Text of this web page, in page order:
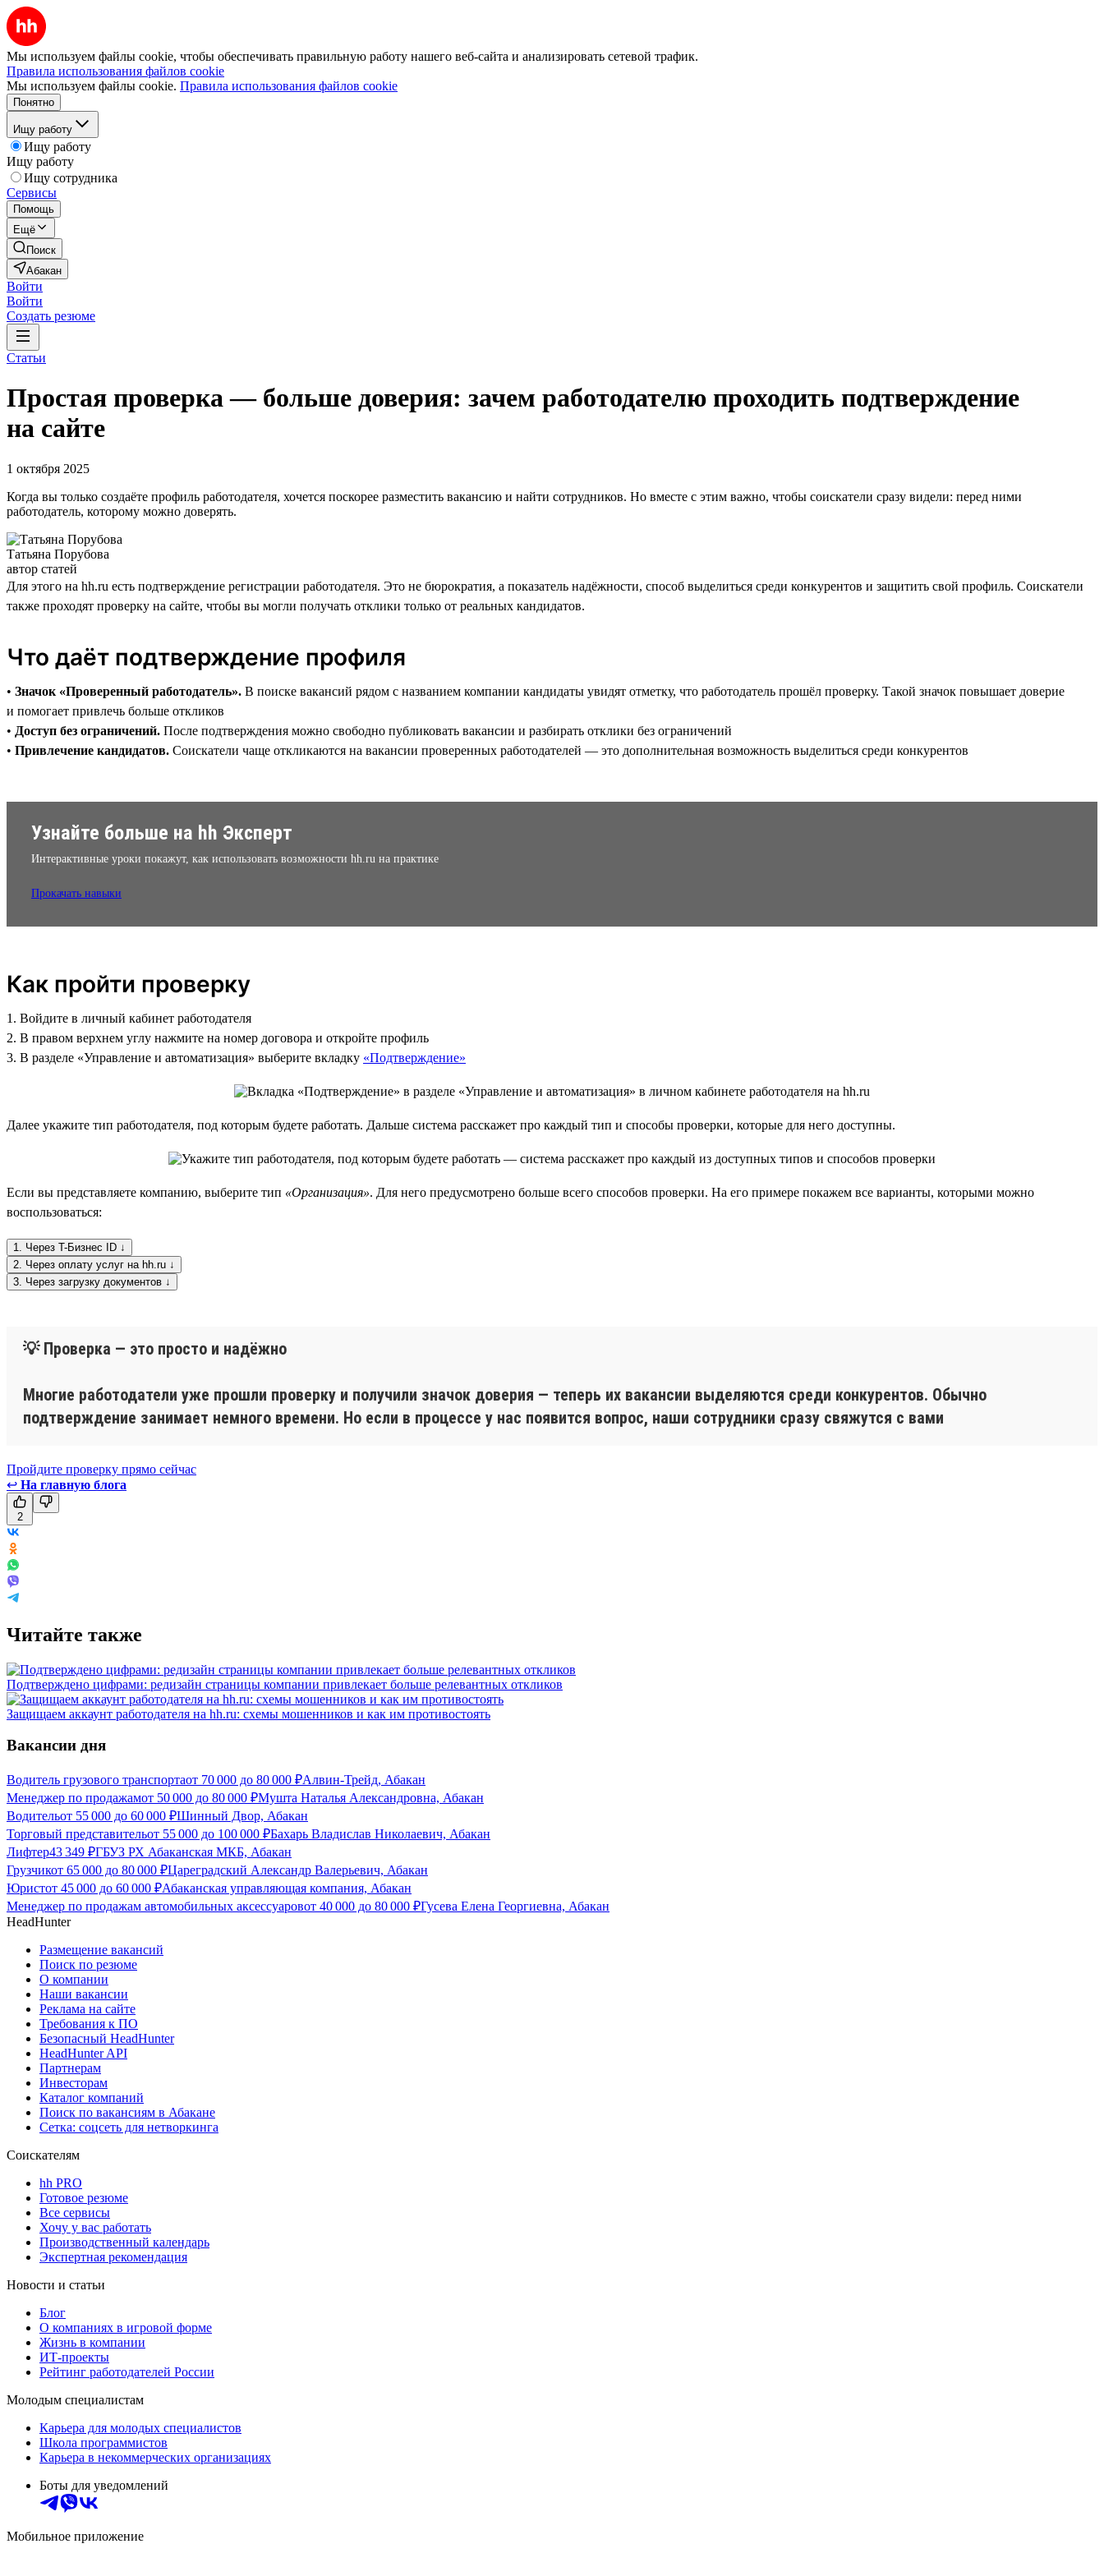
Мы используем файлы cookie, чтобы обеспечивать правильную работу нашего веб-сайта и анализировать сетевой трафик.
Правила использования файлов cookie
Мы используем файлы cookie. Правила использования файлов cookie
Понятно
Ищу работу
Ищу работу
Ищу работу
Ищу сотрудника
Сервисы
Помощь
Ещё
Поиск
Абакан
Войти
Войти
Создать резюме
Статьи
Простая проверка — больше доверия: зачем работодателю проходить подтверждение
на сайте
1 октября 2025
Когда вы только создаёте профиль работодателя, хочется поскорее разместить вакансию и найти сотрудников. Но вместе с этим важно, чтобы соискатели сразу видели: перед ними
работодатель, которому можно доверять.
Татьяна Порубова
автор статей
Для этого на hh.ru есть подтверждение регистрации работодателя. Это не бюрократия, а показатель надёжности, способ выделиться среди конкурентов и защитить свой профиль. Соискатели
также проходят проверку на сайте, чтобы вы могли получать отклики только от реальных кандидатов.
Что даёт подтверждение профиля
• Значок «Проверенный работодатель». В поиске вакансий рядом с названием компании кандидаты увидят отметку, что работодатель прошёл проверку. Такой значок повышает доверие
и помогает привлечь больше откликов
• Доступ без ограничений. После подтверждения можно свободно публиковать вакансии и разбирать отклики без ограничений
• Привлечение кандидатов. Соискатели чаще откликаются на вакансии проверенных работодателей — это дополнительная возможность выделиться среди конкурентов
Узнайте больше на hh Эксперт
Интерактивные уроки покажут, как использовать возможности hh.ru на практике
Прокачать навыки
Как пройти проверку
1. Войдите в личный кабинет работодателя
2. В правом верхнем углу нажмите на номер договора и откройте профиль
3. В разделе «Управление и автоматизация» выберите вкладку «Подтверждение»
Далее укажите тип работодателя, под которым будете работать. Дальше система расскажет про каждый тип и способы проверки, которые для него доступны.
Если вы представляете компанию, выберите тип «Организация». Для него предусмотрено больше всего способов проверки. На его примере покажем все варианты, которыми можно
воспользоваться:
1. Через T-Бизнес ID ↓
2. Через оплату услуг на hh.ru ↓
3. Через загрузку документов ↓
💡 Проверка — это просто и надёжно
Многие работодатели уже прошли проверку и получили значок доверия — теперь их вакансии выделяются среди конкурентов. Обычно
подтверждение занимает немного времени. Но если в процессе у нас появится вопрос, наши сотрудники сразу свяжутся с вами
Пройдите проверку прямо сейчас
↩ На главную блога
2
Читайте также
Подтверждено цифрами: редизайн страницы компании привлекает больше релевантных откликов
Защищаем аккаунт работодателя на hh.ru: схемы мошенников и как им противостоять
Вакансии дня
Водитель грузового транспортаот 70 000 до 80 000 ₽Алвин-Трейд, Абакан
Менеджер по продажамот 50 000 до 80 000 ₽Мушта Наталья Александровна, Абакан
Водительот 55 000 до 60 000 ₽Шинный Двор, Абакан
Торговый представительот 55 000 до 100 000 ₽Бахарь Владислав Николаевич, Абакан
Лифтер43 349 ₽ГБУЗ РХ Абаканская МКБ, Абакан
Грузчикот 65 000 до 80 000 ₽Цареградский Александр Валерьевич, Абакан
Юристот 45 000 до 60 000 ₽Абаканская управляющая компания, Абакан
Менеджер по продажам автомобильных аксессуаровот 40 000 до 80 000 ₽Гусева Елена Георгиевна, Абакан
HeadHunter
Размещение вакансий
Поиск по резюме
О компании
Наши вакансии
Реклама на сайте
Требования к ПО
Безопасный HeadHunter
HeadHunter API
Партнерам
Инвесторам
Каталог компаний
Поиск по вакансиям в Абакане
Сетка: соцсеть для нетворкинга
Соискателям
hh PRO
Готовое резюме
Все сервисы
Хочу у вас работать
Производственный календарь
Экспертная рекомендация
Новости и статьи
Блог
О компаниях в игровой форме
Жизнь в компании
ИТ-проекты
Рейтинг работодателей России
Молодым специалистам
Карьера для молодых специалистов
Школа программистов
Карьера в некоммерческих организациях
Боты для уведомлений
Мобильное приложение